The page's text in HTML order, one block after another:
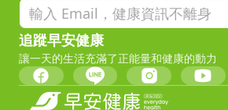
追蹤早安健康
讓一天的生活充滿了正能量和健康的動力